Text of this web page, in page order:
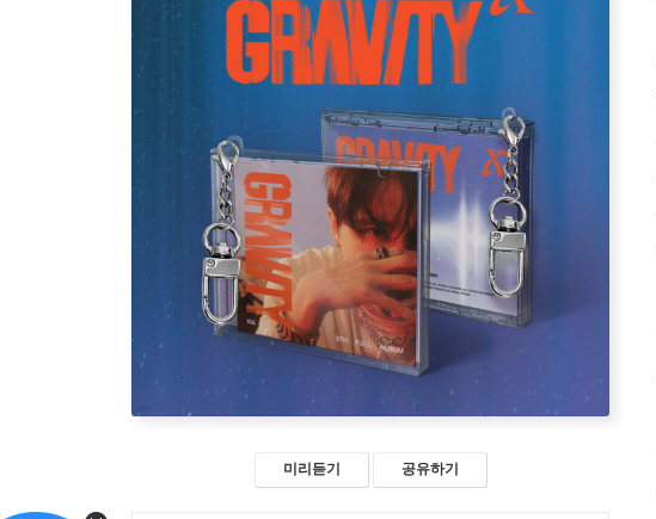
미리듣기 공유하기